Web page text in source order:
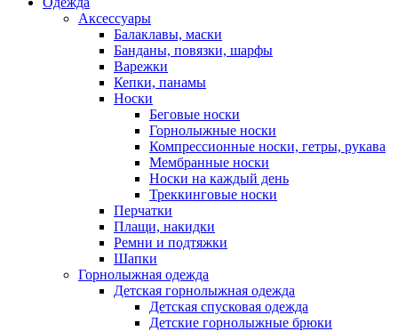
Аксессуары
Балаклавы, маски
Банданы, повязки, шарфы
Варежки
Кепки, панамы
Носки
Беговые носки
Горнолыжные носки
Компрессионные носки, гетры, рукава
Мембранные носки
Носки на каждый день
Треккинговые носки
Перчатки
Плащи, накидки
Ремни и подтяжки
Шапки
Горнолыжная одежда
Детская горнолыжная одежда
Детская спусковая одежда
Детские горнолыжные брюки